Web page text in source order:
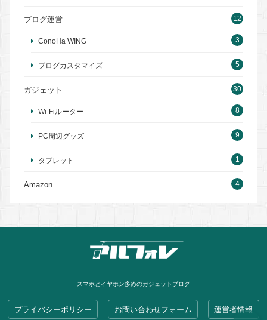
ブログ運営 12
ConoHa WING 3
ブログカスタマイズ 5
ガジェット 30
Wi-Fiルーター 8
PC周辺グッズ 9
タブレット 1
Amazon 4
スマホとイヤホン多めのガジェットブログ
プライバシーポリシー お問い合わせフォーム 運営者情報